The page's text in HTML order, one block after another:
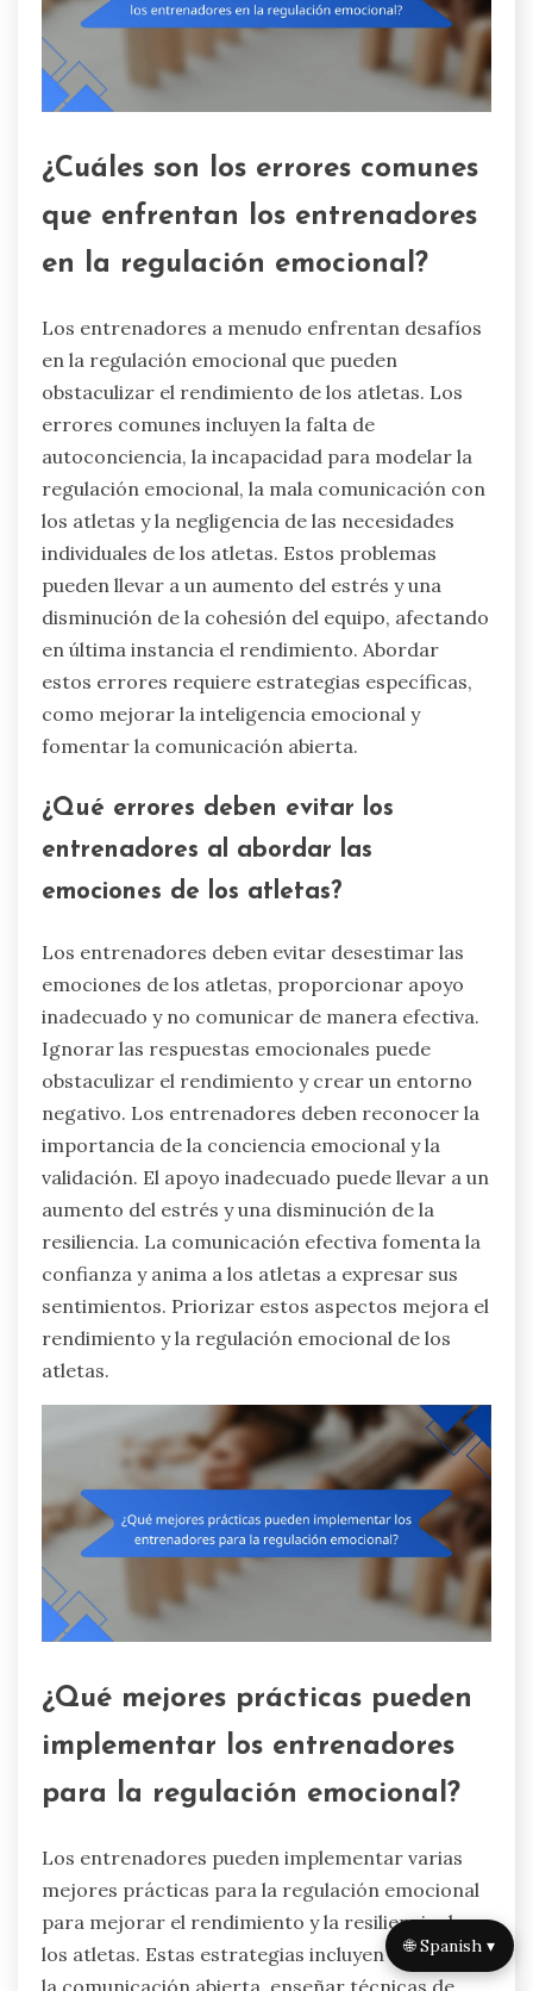
¿Cuáles son los errores comunes
que enfrentan los entrenadores
en la regulación emocional?
Los entrenadores a menudo enfrentan desafíos
en la regulación emocional que pueden
obstaculizar el rendimiento de los atletas. Los
errores comunes incluyen la falta de
autoconciencia, la incapacidad para modelar la
regulación emocional, la mala comunicación con
los atletas y la negligencia de las necesidades
individuales de los atletas. Estos problemas
pueden llevar a un aumento del estrés y una
disminución de la cohesión del equipo, afectando
en última instancia el rendimiento. Abordar
estos errores requiere estrategias específicas,
como mejorar la inteligencia emocional y
fomentar la comunicación abierta.
¿Qué errores deben evitar los
entrenadores al abordar las
emociones de los atletas?
Los entrenadores deben evitar desestimar las
emociones de los atletas, proporcionar apoyo
inadecuado y no comunicar de manera efectiva.
Ignorar las respuestas emocionales puede
obstaculizar el rendimiento y crear un entorno
negativo. Los entrenadores deben reconocer la
importancia de la conciencia emocional y la
validación. El apoyo inadecuado puede llevar a un
aumento del estrés y una disminución de la
resiliencia. La comunicación efectiva fomenta la
confianza y anima a los atletas a expresar sus
sentimientos. Priorizar estos aspectos mejora el
rendimiento y la regulación emocional de los
atletas.
¿Qué mejores prácticas pueden
implementar los entrenadores
para la regulación emocional?
Los entrenadores pueden implementar varias
mejores prácticas para la regulación emocional
para mejorar el rendimiento y la resiliencia de
los atletas. Estas estrategias incluyen fomentar
la comunicación abierta, enseñar técnicas de
🌐 Spanish ▾